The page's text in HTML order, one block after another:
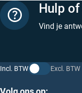
Hulp
Vind je
Incl. BTW Excl. BTW